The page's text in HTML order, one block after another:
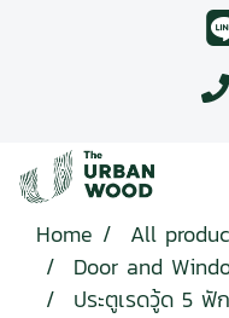
Home All
Door and
ประตูเรดวู้ด 5